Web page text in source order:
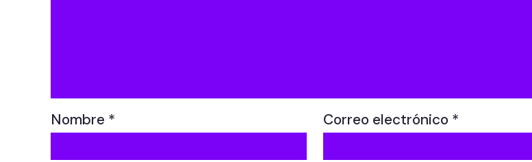
Nombre * Correo electrónico *